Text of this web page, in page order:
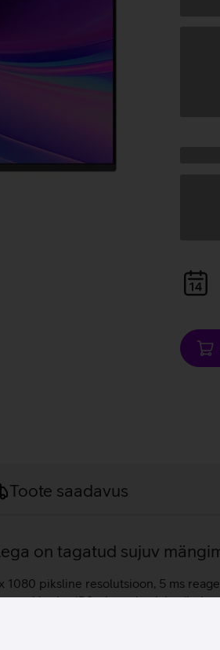
Toote saadavus
on tagatud sujuv
piksline resolutsioon, 5 ms
pakkudes IPS-ekraaniga laia
monitor on igas töökohas
kasutamiseks ning samuti on